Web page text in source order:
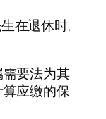
在退休时,
要法为其
应缴的保